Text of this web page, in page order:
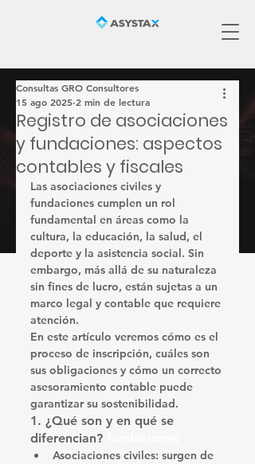
Registro de asociaciones
y fundaciones: aspectos
contables y fiscales
Consultas GRO Consultores
15 ago 2025 2 min de lectura
Las asociaciones civiles y
fundaciones cumplen un rol
fundamental en áreas como la
cultura, la educación, la salud, el
deporte y la asistencia social. Sin
embargo, más allá de su naturaleza
sin fines de lucro, están sujetas a un
marco legal y contable que requiere
atención.
En este artículo veremos cómo es el
proceso de inscripción, cuáles son
sus obligaciones y cómo un correcto
asesoramiento contable puede
garantizar su sostenibilidad.
1. ¿Qué son y en qué se
diferencian?
Asociaciones civiles: surgen de